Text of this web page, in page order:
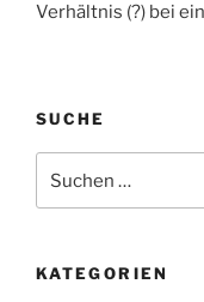
Verhältnis (?) bei
SUCHE
nach:
KATEGORIEN